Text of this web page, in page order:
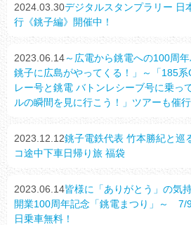
2024.03.30デジタルスタンプラリー 日
行《銚子編》開催中！
2023.06.14～広電から銚電への100周
銚子に広島がやってくる！」～「185
レー号と銚電 バトンレシーブ号に乗っ
ルの瞬間を見に行こう！」ツアーも催行
2023.12.12銚子電鉄代表 竹本勝紀と巡
コ途中下車日帰り旅 福袋
2023.06.14皆様に「ありがとう」の気
開業100周年記念「銚電まつり」～ 7/
日乗車無料！